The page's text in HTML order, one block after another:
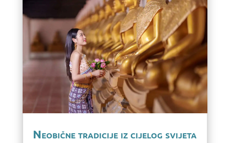
Neobične tradicije iz cijelog svijeta